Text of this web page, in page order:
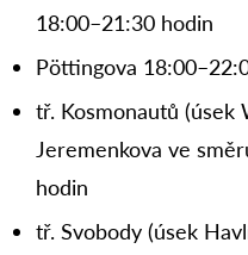
18:00–21:30 hodin
Pöttingova
tř. Kosmonautů (úsek
Jeremenkova ve
hodin
tř. Svobody (úsek